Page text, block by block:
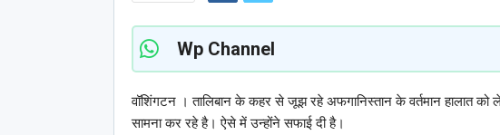
Wp Channel
वॉशिंगटन । तालिबान के कहर से जूझ रहे अफगानिस्तान के वर्तमान हालात को
सामना कर रहे है। ऐसे में उन्होंने सफाई दी है।